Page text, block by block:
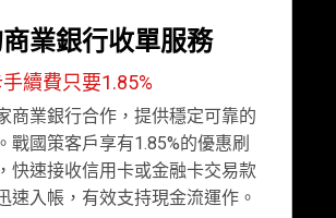
業銀行收單服務
續費只要1.85%
商業銀行合作，提供穩定可靠的
戰國策客戶享有1.85%的優惠刷
快速接收信用卡或金融卡交易款
速入帳，有效支持現金流運作。